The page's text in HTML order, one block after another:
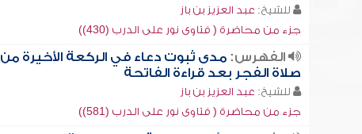
للشيخ: عبد العزيز بن باز
جزء من محاضرة ( فتاوى نور على الدرب (430))
الفهرس:مدى ثبوت دعاء في الركعة الأخيرة من
صلاة الفجر بعد قراءة الفاتحة
للشيخ: عبد العزيز بن باز
جزء من محاضرة ( فتاوى نور على الدرب (581))